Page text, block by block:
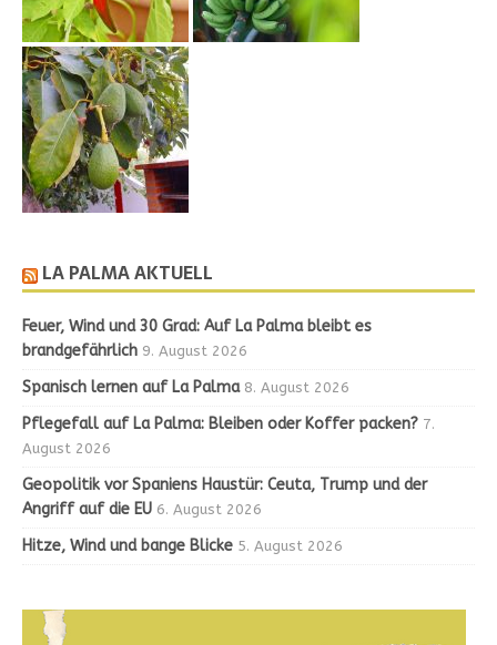
LA PALMA AKTUELL
Feuer, Wind und 30 Grad: Auf La Palma bleibt es
brandgefährlich 9. August 2026
Spanisch lernen auf La Palma 8. August 2026
Pflegefall auf La Palma: Bleiben oder Koffer packen? 7.
August 2026
Geopolitik vor Spaniens Haustür: Ceuta, Trump und der
Angriff auf die EU 6. August 2026
Hitze, Wind und bange Blicke 5. August 2026